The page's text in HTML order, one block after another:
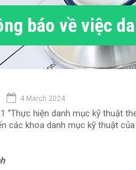
báo về việc
4 March 2024
“Thực hiện danh mục kỹ thuật
các khoa danh mục kỹ thuật